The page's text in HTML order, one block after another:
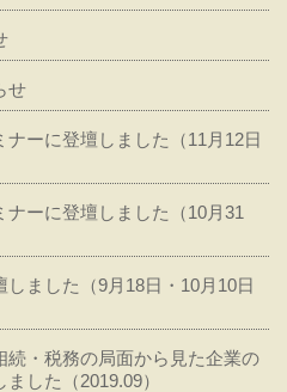
せ
ナーに登壇しました（11月12日
ナーに登壇しました（10月31
ました（9月18日・10月10日
続・税務の局面から見た企業の
した（2019.09）